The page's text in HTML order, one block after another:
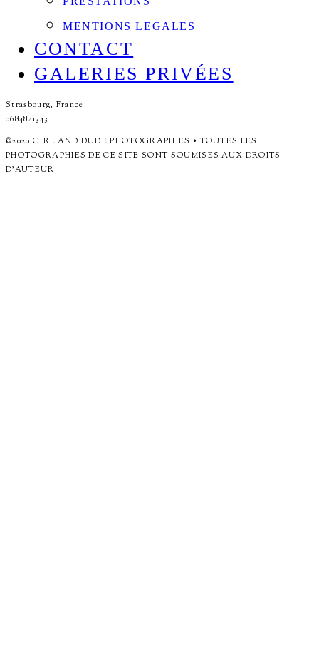
MENTIONS LEGALES
CONTACT
GALERIES PRIVÉES
Strasbourg, France
0684841343
©2020 GIRL AND DUDE PHOTOGRAPHIES • TOUTES LES
PHOTOGRAPHIES DE CE SITE SONT SOUMISES AUX DROITS
D'AUTEUR